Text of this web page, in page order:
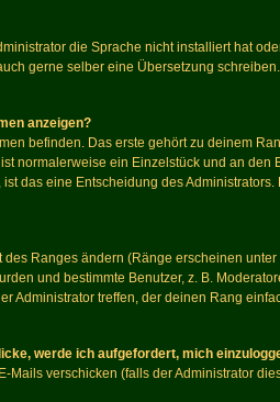
die Sprache nicht installiert hat
gerne selber eine Übersetzung
anzeigen?
befinden. Das erste gehört zu deinem
normalerweise ein Einzelstück und an
das eine Entscheidung des
Ranges ändern (Ränge erscheinen
und bestimmte Benutzer, z. B.
Administrator treffen, der deinen Rang
werde ich aufgefordert, mich
Mails verschicken (falls der Administrator